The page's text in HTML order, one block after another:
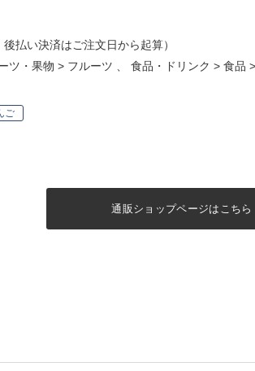
払い決済はご注文日から起算）
ツ・果物 > フルーツ 食品・ドリンク > 食品 >
ご
通販ショップページはこちら